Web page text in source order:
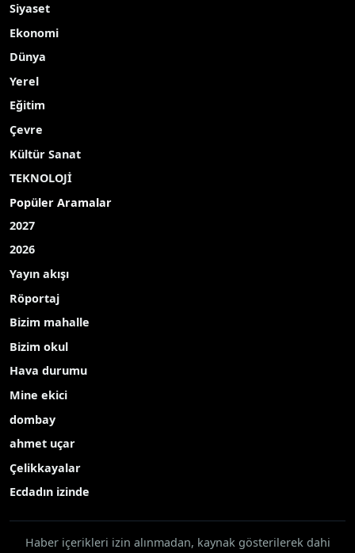
Siyaset
Ekonomi
Dünya
Yerel
Eğitim
Çevre
Kültür Sanat
TEKNOLOJİ
Popüler Aramalar
2027
2026
Yayın akışı
Röportaj
Bizim mahalle
Bizim okul
Hava durumu
Mine ekici
dombay
ahmet uçar
Çelikkayalar
Ecdadın izinde
Haber içerikleri izin alınmadan, kaynak gösterilerek dahi